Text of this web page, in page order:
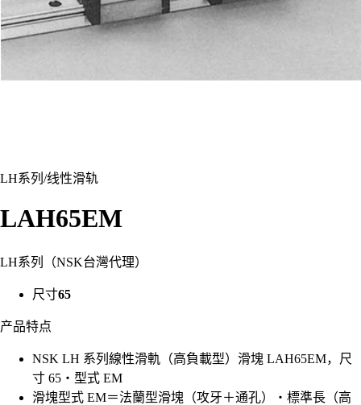
LH系列 /线性滑轨
LAH65EM
LH系列（NSK台灣代理）
尺寸65
产品特点
NSK LH 系列線性滑軌（高負載型）滑塊 LAH65EM，尺
寸 65・型式 EM
滑塊型式 EM＝法蘭型滑塊（攻牙＋通孔）・標準長（高